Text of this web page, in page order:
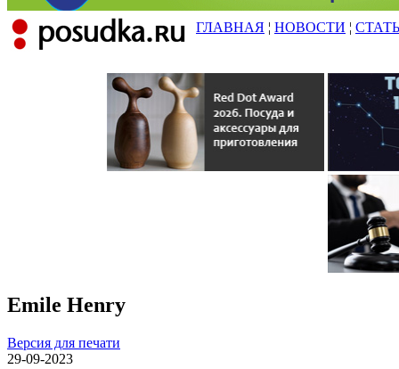
ГЛАВНАЯ ¦ НОВОСТИ ¦
Emile Henry
Версия для печати
29-09-2023